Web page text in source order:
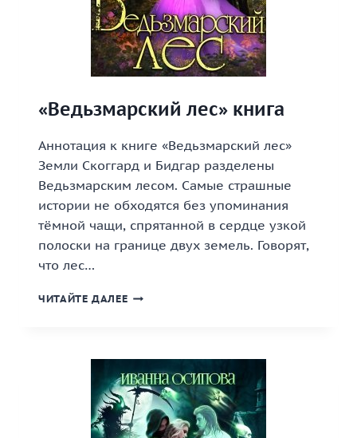
«Ведьзмарский лес» книга
Аннотация к книге «Ведьзмарский лес»
Земли Скоггард и Бидгар разделены
Ведьзмарским лесом. Самые страшные
истории не обходятся без упоминания
тёмной чащи, спрятанной в сердце узкой
полоски на границе двух земель. Говорят,
что лес…
ЧИТАЙТЕ ДАЛЕЕ «ВЕДЬЗМАРСКИЙ